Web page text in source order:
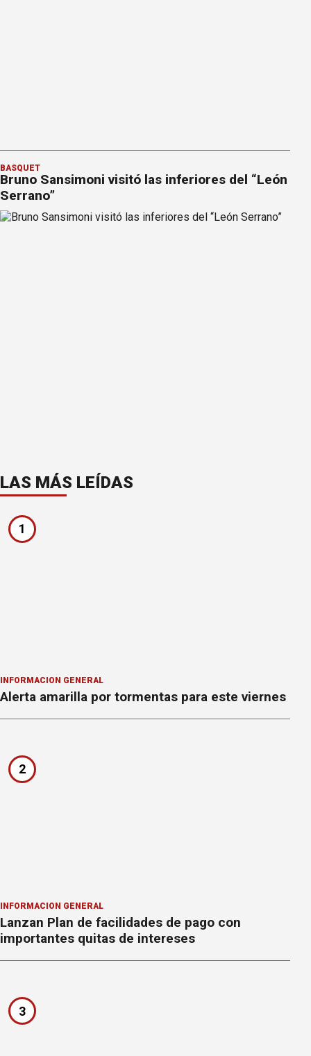
BÁSQUET
Bruno Sansimoni visitó las inferiores del “León
Serrano”
LAS MÁS LEÍDAS
1
INFORMACION GENERAL
Alerta amarilla por tormentas para este viernes
2
INFORMACION GENERAL
Lanzan Plan de facilidades de pago con
importantes quitas de intereses
3